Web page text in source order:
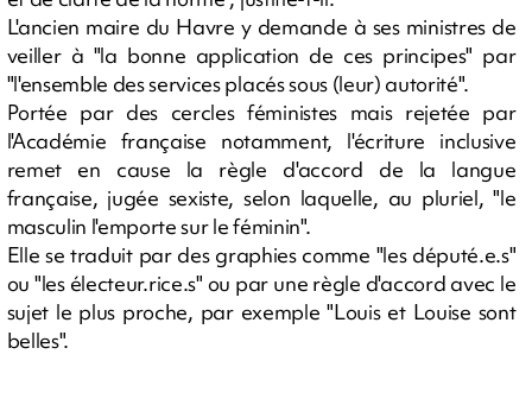
L'ancien maire du Havre y demande à ses ministres de
veiller à "la bonne application de ces principes" par
"l'ensemble des services placés sous (leur) autorité".
Portée par des cercles féministes mais rejetée par
l'Académie française notamment, l'écriture inclusive
remet en cause la règle d'accord de la langue
française, jugée sexiste, selon laquelle, au pluriel, "le
masculin l'emporte sur le féminin".
Elle se traduit par des graphies comme "les député.e.s"
ou "les électeur.rice.s" ou par une règle d'accord avec le
sujet le plus proche, par exemple "Louis et Louise sont
belles".